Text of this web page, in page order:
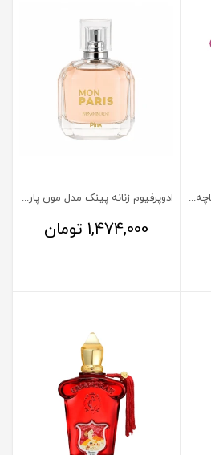
ادوپرفیوم زنانه پینک مدل ورساچه برایت کریستال ابسولو ادوپرفیوم زنانه پینک مدل مون پاریس
1,474,000 تومان